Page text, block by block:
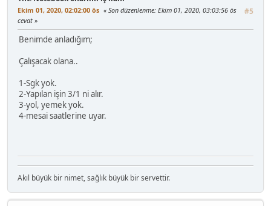
Ekim 01, 2020, 02:02:00 ös #5
Son düzenlenme: Ekim 01, 2020, 03:03:56 ös
cevat
Benimde anladığım;
Çalışacak olana..
1-Sgk yok.
2-Yapılan işin 3/1 ni alır.
3-yol, yemek yok.
4-mesai saatlerine uyar.
Akıl büyük bir nimet, sağlık büyük bir servettir.